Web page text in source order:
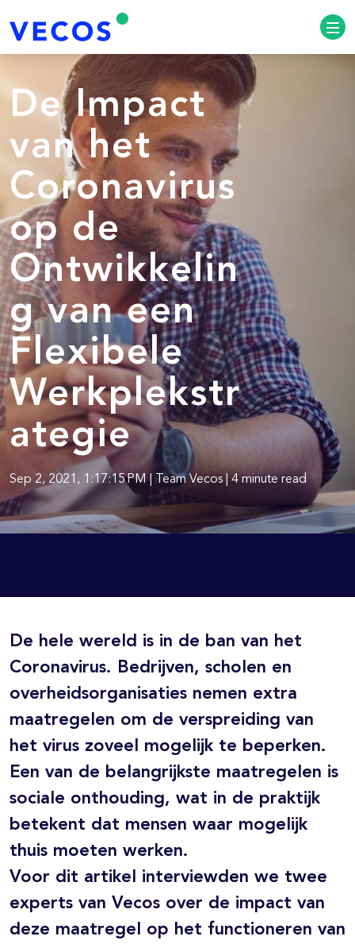
De Impact
van het
Coronavirus
op de
Ontwikkelin
g van een
Flexibele
Werkplekstr
ategie
Sep 2, 2021, 1:17:15 PM | Team Vecos | 4 minute read
De hele wereld is in de ban van het
Coronavirus. Bedrijven, scholen en
overheidsorganisaties nemen extra
maatregelen om de verspreiding van
het virus zoveel mogelijk te beperken.
Een van de belangrijkste maatregelen is
sociale onthouding, wat in de praktijk
betekent dat mensen waar mogelijk
thuis moeten werken.
Voor dit artikel interviewden we twee
experts van Vecos over de impact van
deze maatregel op het functioneren van